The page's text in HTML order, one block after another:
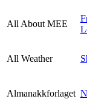
All About MEE
All Weather
Almanakkforlaget